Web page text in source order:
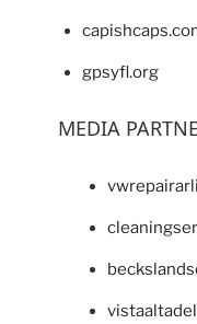
gpsyfl.org
MEDIA